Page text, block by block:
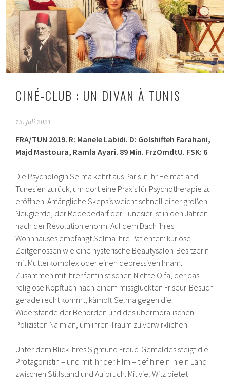
CINÉ-CLUB : UN DIVAN À TUNIS
19. Juli 2021
FRA/TUN 2019. R: Manele Labidi. D: Golshifteh Farahani,
Majd Mastoura, Ramla Ayari. 89 Min. FrzOmdtU. FSK: 6
Die Psychologin Selma kehrt aus Paris in ihr Heimatland
Tunesien zurück, um dort eine Praxis für Psychotherapie zu
eröffnen. Anfängliche Skepsis weicht schnell einer großen
Neugierde, der Redebedarf der Tunesier ist in den Jahren
nach der Revolution enorm. Auf dem Dach ihres
Wohnhauses empfängt Selma ihre Patienten: kuriose
Zeitgenossen wie eine hysterische Beautysalon-Besitzerin
mit Mutterkomplex oder einen depressiven Imam.
Zusammen mit ihrer feministischen Nichte Olfa, der das
religiöse Kopftuch nach einem missglückten Friseur-Besuch
gerade recht kommt, kämpft Selma gegen die
Widerstände der Behörden und des übermoralischen
Polizisten Naïm an, um ihren Traum zu verwirklichen.
Unter dem Blick ihres Sigmund Freud-Gemäldes steigt die
Protagonistin – und mit ihr der Film – tief hinein in ein Land
zwischen Stillstand und Aufbruch. Mit viel Witz bietet